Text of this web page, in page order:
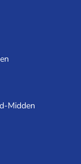
Midden